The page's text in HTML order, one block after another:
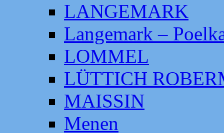
LANGEMARK
Langemark –
LOMMEL
LÜTTICH
MAISSIN
Menen